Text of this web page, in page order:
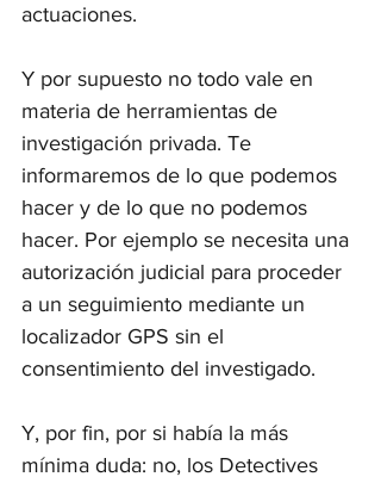
actuaciones.
Y por supuesto no todo vale en
materia de herramientas de
investigación privada. Te
informaremos de lo que podemos
hacer y de lo que no podemos
hacer. Por ejemplo se necesita una
autorización judicial para proceder
a un seguimiento mediante un
localizador GPS sin el
consentimiento del investigado.
Y, por fin, por si había la más
mínima duda: no, los Detectives